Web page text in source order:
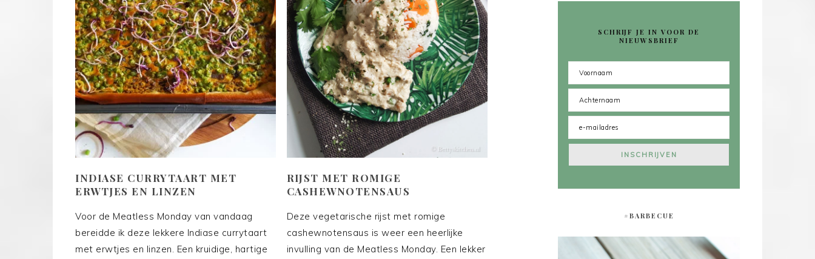
INDIASE CURRYTAART MET
ERWTJES EN LINZEN
Voor de Meatless Monday van vandaag
bereidde ik deze lekkere Indiase currytaart
met erwtjes en linzen. Een kruidige, hartige
RIJST MET ROMIGE
CASHEWNOTENSAUS
Deze vegetarische rijst met romige
cashewnotensaus is weer een heerlijke
invulling van de Meatless Monday. Een lekker
SCHRIJF JE IN VOOR DE
NIEUWSBRIEF
#BARBECUE